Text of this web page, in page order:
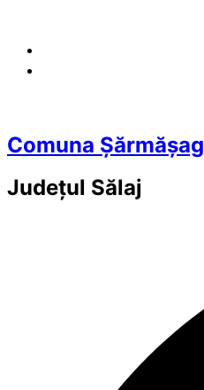
Comuna Șărmășag
Județul Sălaj